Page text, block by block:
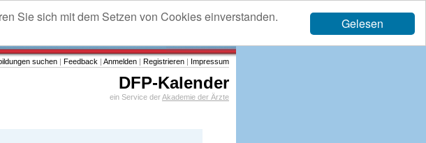
Gelesen
Sie sich mit dem Setzen von Cookies einverstanden.
suchen | Feedback | Anmelden | Registrieren | Impressum
DFP-Kalender
ein Service derAkademie der Ärzte